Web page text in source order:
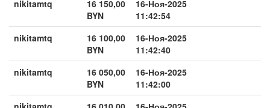
nikitamtq
16 150,00
BYN
16-Ноя-2025
11:42:54
nikitamtq
16 100,00
BYN
16-Ноя-2025
11:42:40
nikitamtq
16 050,00
BYN
16-Ноя-2025
11:42:00